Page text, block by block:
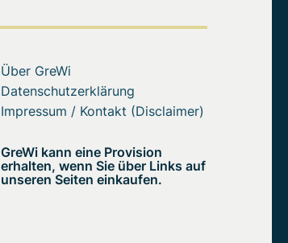
Über GreWi
Datenschutzerklärung
Impressum / Kontakt (Disclaimer)
GreWi kann eine Provision
erhalten, wenn Sie über Links auf
unseren Seiten einkaufen.